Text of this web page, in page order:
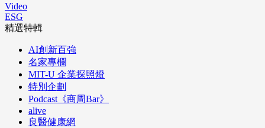
Video
ESG
精選特輯
AI創新百強
名家專欄
MIT-U 企業探照燈
特別企劃
Podcast《商周Bar》
alive
良醫健康網